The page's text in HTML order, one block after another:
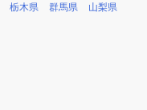
栃木県 群馬県 山梨県